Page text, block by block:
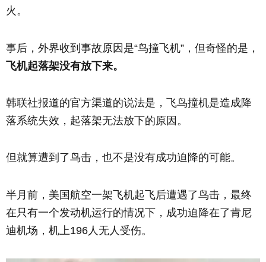
火。
事后，外界收到事故原因是“鸟撞飞机”，但奇怪的是，
飞机起落架没有放下来。
韩联社报道的官方渠道的说法是，飞鸟撞机是造成降
落系统失效，起落架无法放下的原因。
但就算遭到了鸟击，也不是没有成功迫降的可能。
半月前，美国航空一架飞机起飞后遭遇了鸟击，最终
在只有一个发动机运行的情况下，成功迫降在了肯尼
迪机场，机上196人无人受伤。